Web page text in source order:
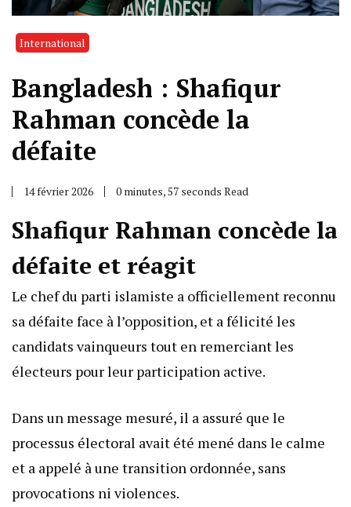
International
Bangladesh : Shafiqur
Rahman concède la
défaite
14 février 2026 0 minutes, 57 seconds Read
Shafiqur Rahman concède la
défaite et réagit
Le chef du parti islamiste a officiellement reconnu
sa défaite face à l’opposition, et a félicité les
candidats vainqueurs tout en remerciant les
électeurs pour leur participation active.
Dans un message mesuré, il a assuré que le
processus électoral avait été mené dans le calme
et a appelé à une transition ordonnée, sans
provocations ni violences.